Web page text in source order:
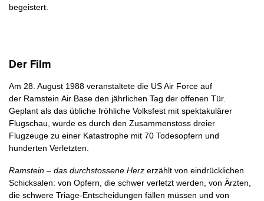
begeistert.
Der Film
Am 28. August 1988 veranstaltete die US Air Force auf
der Ramstein Air Base den jährlichen Tag der offenen Tür.
Geplant als das übliche fröhliche Volksfest mit spektakulärer
Flugschau, wurde es durch den Zusammenstoss dreier
Flugzeuge zu einer Katastrophe mit 70 Todesopfern und
hunderten Verletzten.
Ramstein – das durchstossene Herz erzählt von eindrücklichen
Schicksalen: von Opfern, die schwer verletzt werden, von Ärzten,
die schwere Triage-Entscheidungen fällen müssen und von